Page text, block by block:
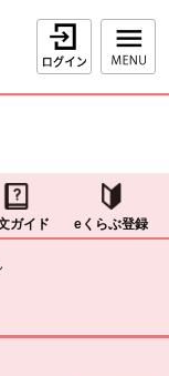
ログイン
ガイド eくらぶ登録